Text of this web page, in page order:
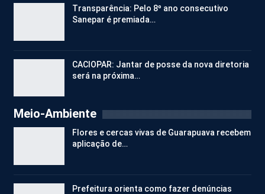
Transparência: Pelo 8º ano consecutivo
Sanepar é premiada…
CACIOPAR: Jantar de posse da nova diretoria
será na próxima…
Meio-Ambiente
Flores e cercas vivas de Guarapuava recebem
aplicação de…
Prefeitura orienta como fazer denúncias